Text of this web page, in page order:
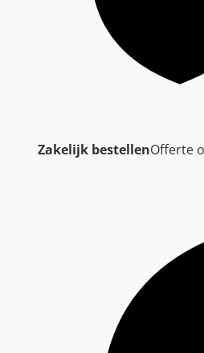
Zakelijk bestellenOfferte